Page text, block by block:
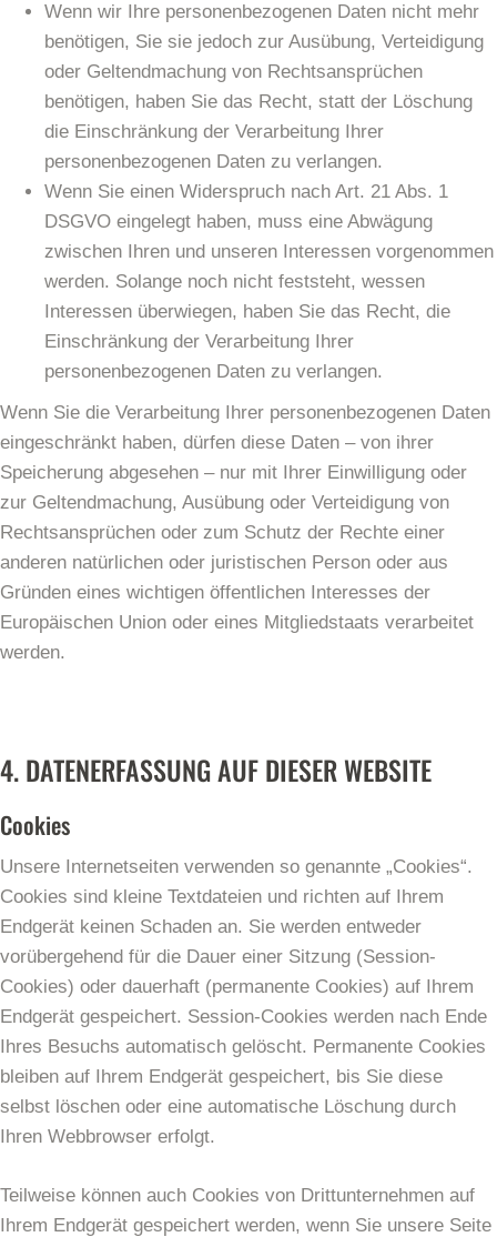
Wenn wir Ihre personenbezogenen Daten nicht mehr
benötigen, Sie sie jedoch zur Ausübung, Verteidigung
oder Geltendmachung von Rechtsansprüchen
benötigen, haben Sie das Recht, statt der Löschung
die Einschränkung der Verarbeitung Ihrer
personenbezogenen Daten zu verlangen.
Wenn Sie einen Widerspruch nach Art. 21 Abs. 1
DSGVO eingelegt haben, muss eine Abwägung
zwischen Ihren und unseren Interessen vorgenommen
werden. Solange noch nicht feststeht, wessen
Interessen überwiegen, haben Sie das Recht, die
Einschränkung der Verarbeitung Ihrer
personenbezogenen Daten zu verlangen.
Wenn Sie die Verarbeitung Ihrer personenbezogenen Daten
eingeschränkt haben, dürfen diese Daten – von ihrer
Speicherung abgesehen – nur mit Ihrer Einwilligung oder
zur Geltendmachung, Ausübung oder Verteidigung von
Rechtsansprüchen oder zum Schutz der Rechte einer
anderen natürlichen oder juristischen Person oder aus
Gründen eines wichtigen öffentlichen Interesses der
Europäischen Union oder eines Mitgliedstaats verarbeitet
werden.
4. DATENERFASSUNG AUF DIESER WEBSITE
Cookies
Unsere Internetseiten verwenden so genannte „Cookies“.
Cookies sind kleine Textdateien und richten auf Ihrem
Endgerät keinen Schaden an. Sie werden entweder
vorübergehend für die Dauer einer Sitzung (Session-
Cookies) oder dauerhaft (permanente Cookies) auf Ihrem
Endgerät gespeichert. Session-Cookies werden nach Ende
Ihres Besuchs automatisch gelöscht. Permanente Cookies
bleiben auf Ihrem Endgerät gespeichert, bis Sie diese
selbst löschen oder eine automatische Löschung durch
Ihren Webbrowser erfolgt.
Teilweise können auch Cookies von Drittunternehmen auf
Ihrem Endgerät gespeichert werden, wenn Sie unsere Seite